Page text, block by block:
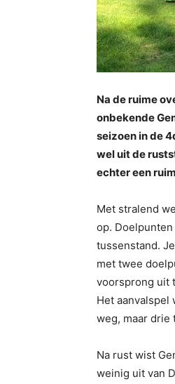
Na de ruime
onbekende
seizoen in de
wel uit de
echter een
Met stralend
op.
tussenstand.
met twee
voorsprong uit
Het
weg, maar drie
Na rust wist
weinig uit van